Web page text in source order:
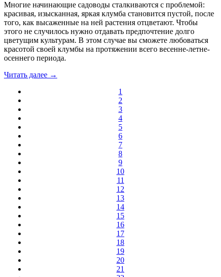
Многие начинающие садоводы сталкиваются с проблемой:
красивая, изысканная, яркая клумба становится пустой, после
того, как высаженные на ней растения отцветают. Чтобы
этого не случилось нужно отдавать предпочтение долго
цветущим культурам. В этом случае вы сможете любоваться
красотой своей клумбы на протяжении всего весенне-летне-
осеннего периода.
Читать далее →
1
2
3
4
5
6
7
8
9
10
11
12
13
14
15
16
17
18
19
20
21